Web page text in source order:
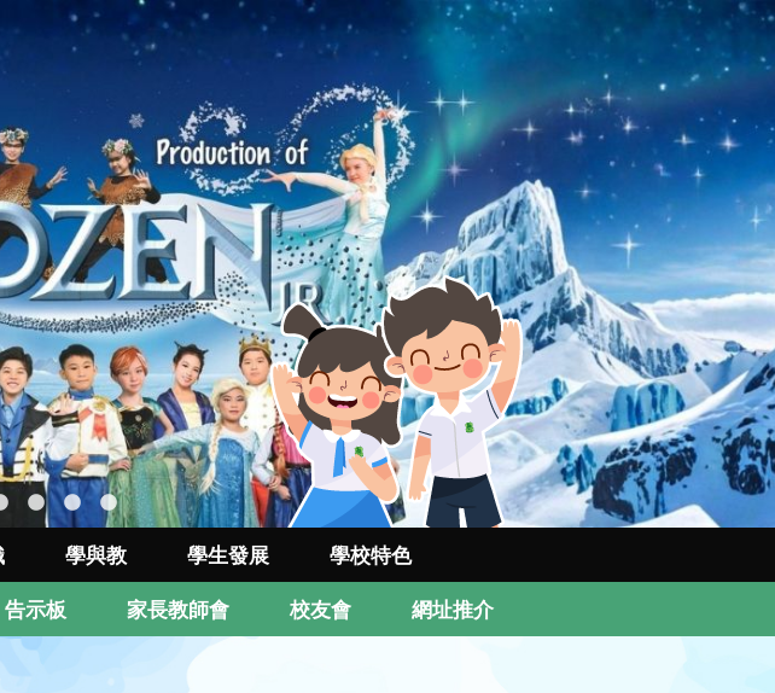
學與教 學生發展 學校特色
告示板 家長教師會 校友會 網址推介